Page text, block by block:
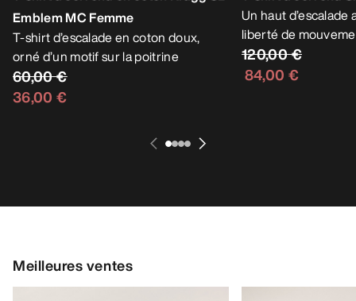
Emblem MC Femme
T-shirt d’escalade en coton doux,
orné d’un motif sur la poitrine
60,00 €
36,00 €
Un haut
liberté de
120,00 €
84,00 €
Meilleures ventes